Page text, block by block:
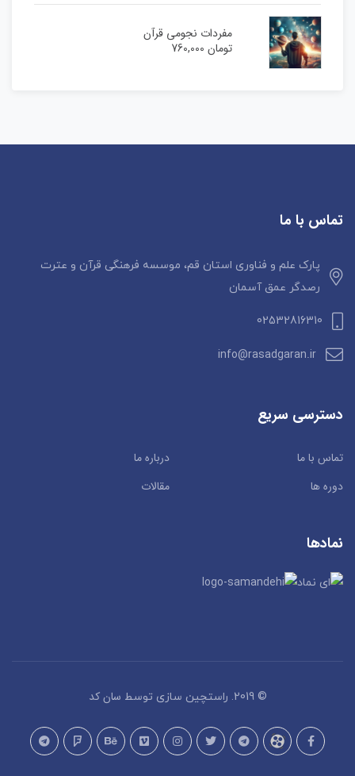
مفردات نجومی قرآن
تومان760,000
تماس با ما
پارک علم و فناوری استان قم، موسسه فرهنگی قرآن و عترت
رصدگر عمق آسمان
02532816310
info@rasadgaran.ir
دسترسی سریع
تماس با ما
درباره ما
دوره ها
مقالات
نمادها
© 2019. راستچین سازی توسط سان کد